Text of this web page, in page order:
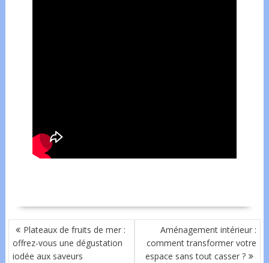
NAVIGATION
DE
L’ARTICLE
Plateaux de fruits de mer :
offrez-vous une dégustation
iodée aux saveurs
Aménagement intérieur :
comment transformer votre
espace sans tout casser ?